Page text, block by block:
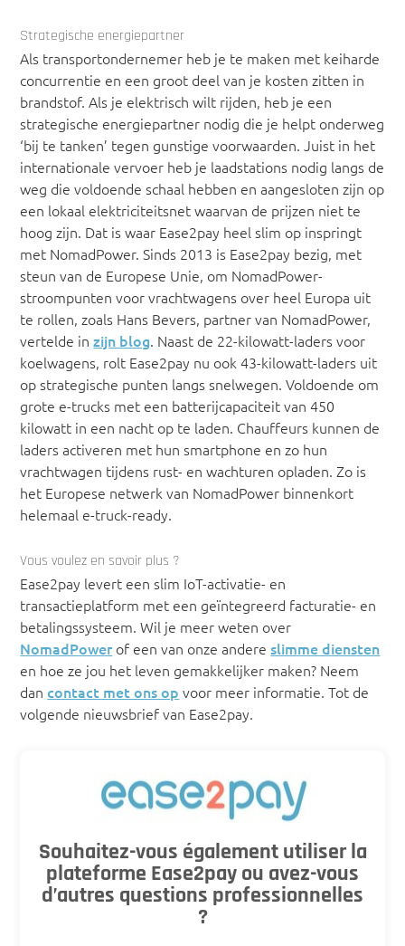
Strategische energiepartner
Als transportondernemer heb je te maken met keiharde
concurrentie en een groot deel van je kosten zitten in
brandstof. Als je elektrisch wilt rijden, heb je een
strategische energiepartner nodig die je helpt onderweg
‘bij te tanken’ tegen gunstige voorwaarden. Juist in het
internationale vervoer heb je laadstations nodig langs de
weg die voldoende schaal hebben en aangesloten zijn op
een lokaal elektriciteitsnet waarvan de prijzen niet te
hoog zijn. Dat is waar Ease2pay heel slim op inspringt
met NomadPower. Sinds 2013 is Ease2pay bezig, met
steun van de Europese Unie, om NomadPower-
stroompunten voor vrachtwagens over heel Europa uit
te rollen, zoals Hans Bevers, partner van NomadPower,
vertelde inzijn blog. Naast de 22-kilowatt-laders voor
koelwagens, rolt Ease2pay nu ook 43-kilowatt-laders uit
op strategische punten langs snelwegen. Voldoende om
grote e-trucks met een batterijcapaciteit van 450
kilowatt in een nacht op te laden. Chauffeurs kunnen de
laders activeren met hun smartphone en zo hun
vrachtwagen tijdens rust- en wachturen opladen. Zo is
het Europese netwerk van NomadPower binnenkort
helemaal e-truck-ready.
Vous voulez en savoir plus ?
Ease2pay levert een slim IoT-activatie- en
transactieplatform met een geïntegreerd facturatie- en
betalingssysteem. Wil je meer weten over
NomadPowerof een van onze andereslimme diensten
en hoe ze jou het leven gemakkelijker maken? Neem
dancontact met ons op voor meer informatie. Tot de
volgende nieuwsbrief van Ease2pay.
Souhaitez-vous également utiliser la
plateforme Ease2pay ou avez-vous
d’autres questions professionnelles
?